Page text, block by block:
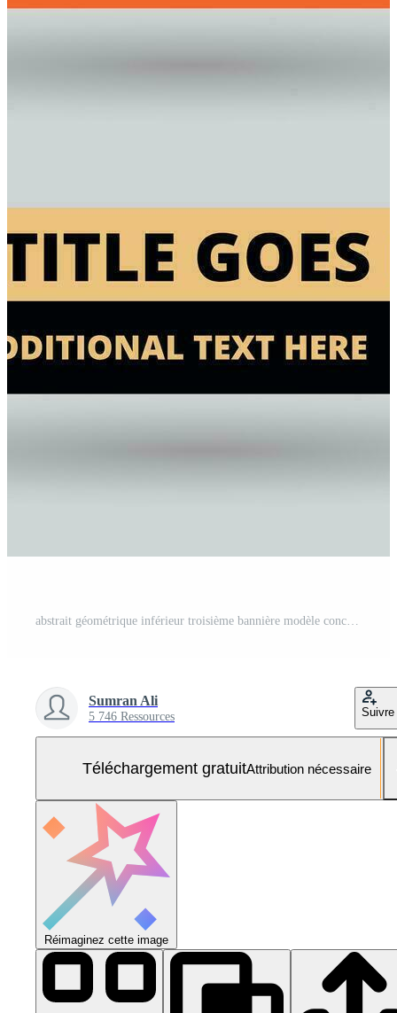
abstrait géométrique inférieur troisième bannière modèle conception vecteur illustration Vecteur Gratuit et SVG Gratuit
Sumran Ali
5 746 Ressources Suivre
Téléchargement gratuitAttribution nécessaire
Réimaginez cette image